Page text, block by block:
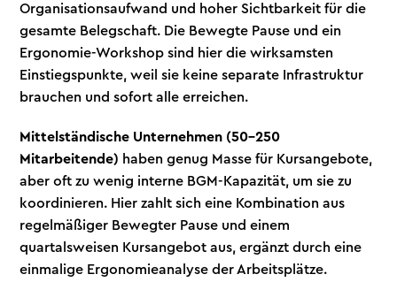
Organisationsaufwand und hoher Sichtbarkeit für die
gesamte Belegschaft. Die Bewegte Pause und ein
Ergonomie-Workshop sind hier die wirksamsten
Einstiegspunkte, weil sie keine separate Infrastruktur
brauchen und sofort alle erreichen.
Mittelständische Unternehmen (50–250
Mitarbeitende) haben genug Masse für Kursangebote,
aber oft zu wenig interne BGM-Kapazität, um sie zu
koordinieren. Hier zahlt sich eine Kombination aus
regelmäßiger Bewegter Pause und einem
quartalsweisen Kursangebot aus, ergänzt durch eine
einmalige Ergonomieanalyse der Arbeitsplätze.